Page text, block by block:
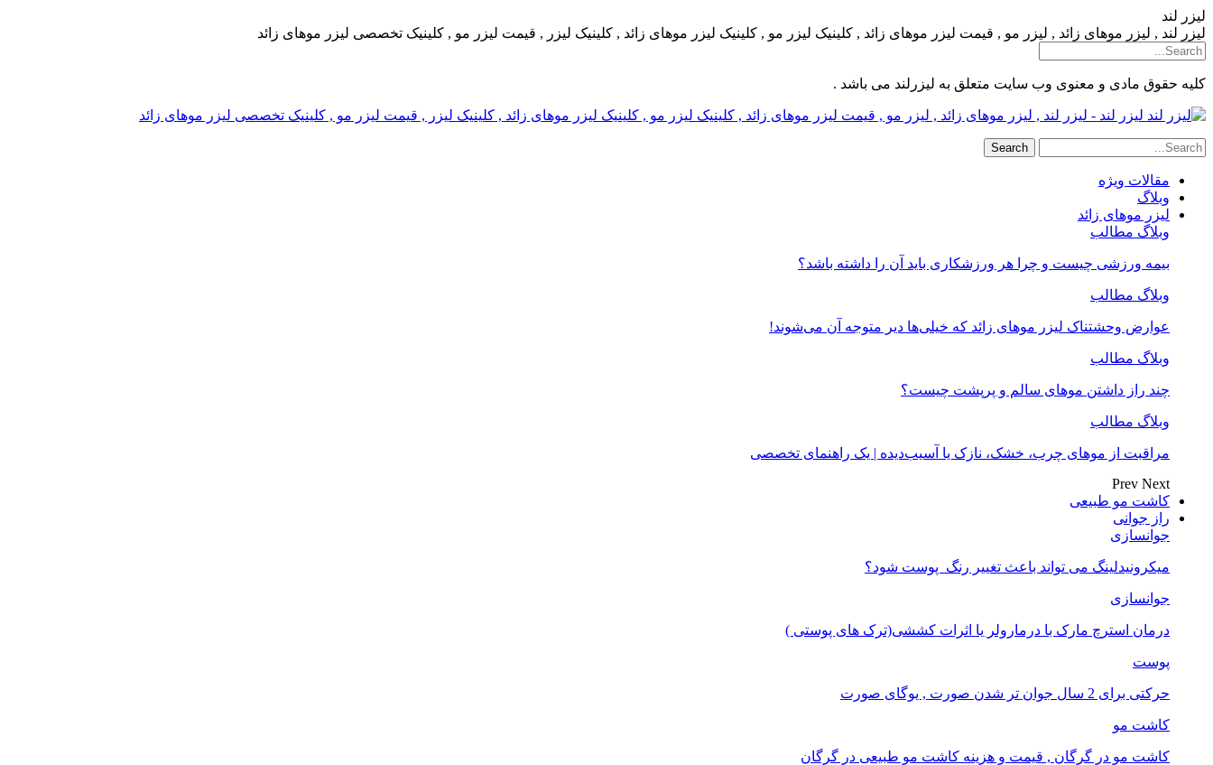
لیزر لند
لیزر لند , لیزر موهای زائد , لیزر مو , قیمت لیزر موهای زائد , کلینیک لیزر مو , کلینیک لیزر موهای زائد , کلینیک لیزر , قیمت لیزر مو , کلینیک تخصصی لیزر موهای زائد
کلیه حقوق مادی و معنوی وب سایت متعلق به لیزرلند می باشد .
لیزر لند - لیزر لند , لیزر موهای زائد , لیزر مو , قیمت لیزر موهای زائد , کلینیک لیزر مو , کلینیک لیزر موهای زائد , کلینیک لیزر , قیمت لیزر مو , کلینیک تخصصی لیزر موهای زائد
مقالات ویژه
وبلاگ
لیزر موهای زائد
وبلاگ مطالب
بیمه ورزشی چیست و چرا هر ورزشکاری باید آن را داشته باشد؟
وبلاگ مطالب
عوارض وحشتناک لیزر موهای زائد که خیلی‌ها دیر متوجه آن می‌شوند!
وبلاگ مطالب
چند راز داشتن موهای سالم و پرپشت چیست؟
وبلاگ مطالب
مراقبت از موهای چرب، خشک، نازک یا آسیب‌دیده | یک راهنمای تخصصی
Prev Next
کاشت مو طبیعی
راز جوانی
جوانسازی
میکرونیدلینگ می تواند باعث تغییر رنگ ‍ پوست شود؟
جوانسازی
درمان استرچ مارک با درمارولر یا اثرات کششی(ترک های پوستی )
پوست
حرکتی برای 2 سال جوان تر شدن صورت , یوگای صورت
کاشت مو
کاشت مو در گرگان , قیمت و هزینه کاشت مو طبیعی در گرگان